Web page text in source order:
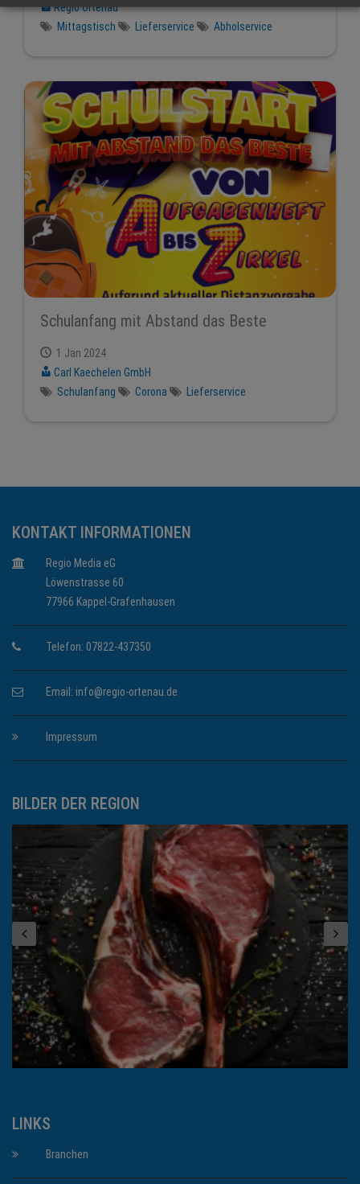
Regio Ortenau
Mittagstisch
Lieferservice Abholservice
Schulanfang mit Abstand das Beste
1 Jan 2024
Carl Kaechelen GmbH
Schulanfang
Corona Lieferservice
KONTAKT INFORMATIONEN
Regio Media eG
Löwenstrasse 60
77966 Kappel-Grafenhausen
Telefon: 07822-437350
Email: info@regio-ortenau.de
Impressum
BILDER DER REGION
LINKS
Branchen